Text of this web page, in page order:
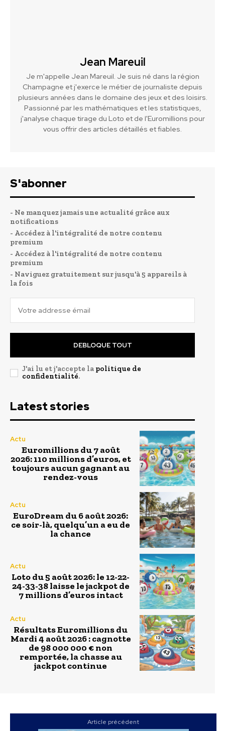
Jean Mareuil
Je m'appelle Jean Mareuil. Je suis né dans la région
Champagne et j'exerce le métier de journaliste depuis
plusieurs années dans le domaine des jeux et des loisirs.
Passionné par les mathématiques et les statistiques,
j'analyse chaque tirage du Loto et de l'Euromillions pour
vous offrir des articles détaillés et fiables.
S'abonner
- Ne manquez jamais une actualité grâce aux
notifications
- Accédez à l'intégralité de notre contenu
premium
- Accédez à l'intégralité de notre contenu
premium
- Naviguez gratuitement sur jusqu'à 5 appareils à
la fois
DEBLOQUE TOUT
J'ai lu et j'accepte la politique de
confidentialité.
Latest stories
Actu
Euromillions du 7 août
2026: 110 millions d’euros, et
toujours aucun gagnant au
rendez-vous
Actu
EuroDream du 6 août 2026:
ce soir-là, quelqu’un a eu de
la chance
Actu
Loto du 5 août 2026: le 12-22-
24-33-38 laisse le jackpot de
7 millions d’euros intact
Actu
Résultats Euromillions du
Mardi 4 août 2026 : cagnotte
de 98 000 000 € non
remportée, la chasse au
jackpot continue
Article précédent